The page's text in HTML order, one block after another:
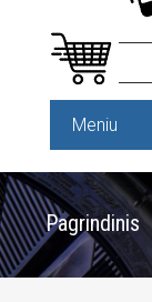
Meniu
Pagrindinis